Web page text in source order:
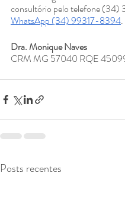
consultório pelo telefone (34)
WhatsApp (34) 99317-8394.
Dra. Monique Naves
CRM MG 57040 RQE
Posts recentes